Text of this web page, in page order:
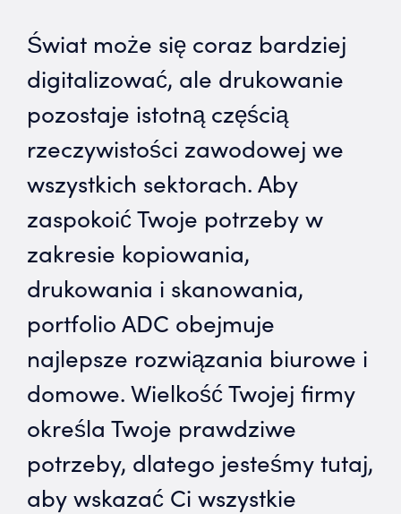
Świat może się coraz bardziej
digitalizować, ale drukowanie
pozostaje istotną częścią
rzeczywistości zawodowej we
wszystkich sektorach. Aby
zaspokoić Twoje potrzeby w
zakresie kopiowania,
drukowania i skanowania,
portfolio ADC obejmuje
najlepsze rozwiązania biurowe i
domowe. Wielkość Twojej firmy
określa Twoje prawdziwe
potrzeby, dlatego jesteśmy tutaj,
aby wskazać Ci wszystkie